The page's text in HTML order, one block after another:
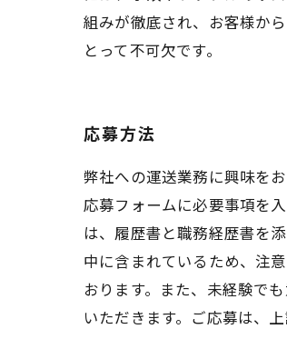
組みが徹底され、お客様か
とって不可欠です。
応募方法
弊社への運送業務に興味を
応募フォームに必要事項を
は、履歴書と職務経歴書を
中に含まれているため、注
おります。また、未経験で
いただきます。ご応募は、